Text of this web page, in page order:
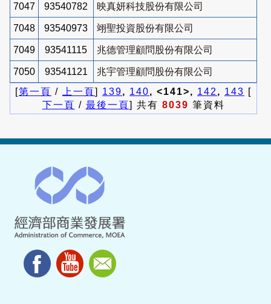
7047 93540782 映真妍科技股份有限公司
7048 93540973 翊聖投資股份有限公司
7049 93541115 兆德管理顧問股份有限公司
7050 93541121
兆宇管理顧問股份有限公司
[第一頁 / 上一頁] 139, 140, <141>, 142 , 143 [
下一頁 / 最後一頁] 共有 8039 筆資料